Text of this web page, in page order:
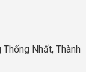
Thống Nhất, Thành